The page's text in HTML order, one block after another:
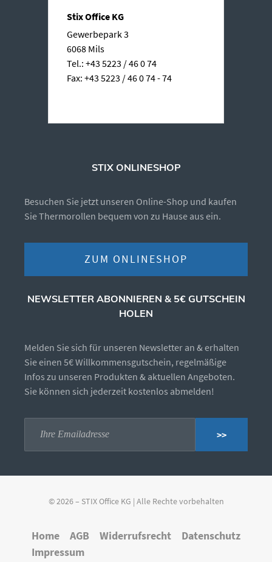
Stix Office KG
Gewerbepark 3
6068 Mils
Tel.: +43 5223 / 46 0 74
Fax: +43 5223 / 46 0 74 - 74
STIX ONLINESHOP
Besuchen Sie jetzt unseren Online-Shop und kaufen
Sie Thermorollen bequem von zu Hause aus ein.
ZUM ONLINESHOP
NEWSLETTER ABONNIEREN & 5€ GUTSCHEIN
HOLEN
Melden Sie sich für unseren Newsletter an & erhalten
Sie einen 5€ Willkommensgutschein, regelmäßige
Infos zu unseren Produkten & aktuellen Angeboten.
Sie können sich jederzeit kostenlos abmelden!
>>
© 2026 – STIX Office KG | Alle Rechte vorbehalten
Home AGB Widerrufsrecht
Datenschutz
Impressum